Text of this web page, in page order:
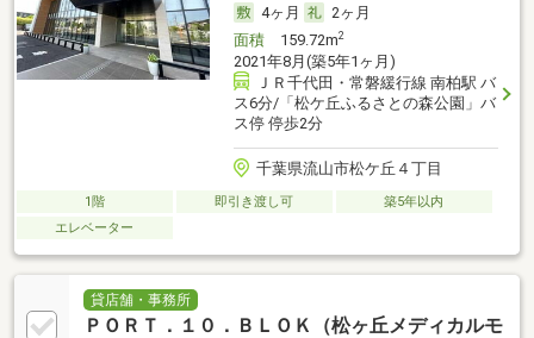
4ヶ月
2ヶ月
面積159.72m2
2021年8月(築5年1ヶ月)
ＪＲ千代田・常磐緩行線 南柏駅 バ
ス6分/「松ケ丘ふるさとの森公園」バ
ス停 停歩2分
千葉県流山市松ケ丘４丁目
1階 即引き渡し可
築5年以内
エレベーター
貸店舗・事務所
ＰＯＲＴ．１０．ＢＬＯＫ（松ヶ丘メディカルモ